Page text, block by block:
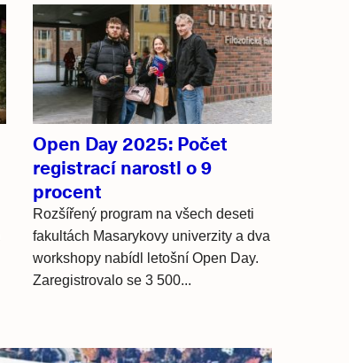
Open Day 2025: Počet
registrací narostl o 9
procent
Rozšířený program na všech deseti
fakultách Masarykovy univerzity a dva
workshopy nabídl letošní Open Day.
Zaregistrovalo se 3 500...